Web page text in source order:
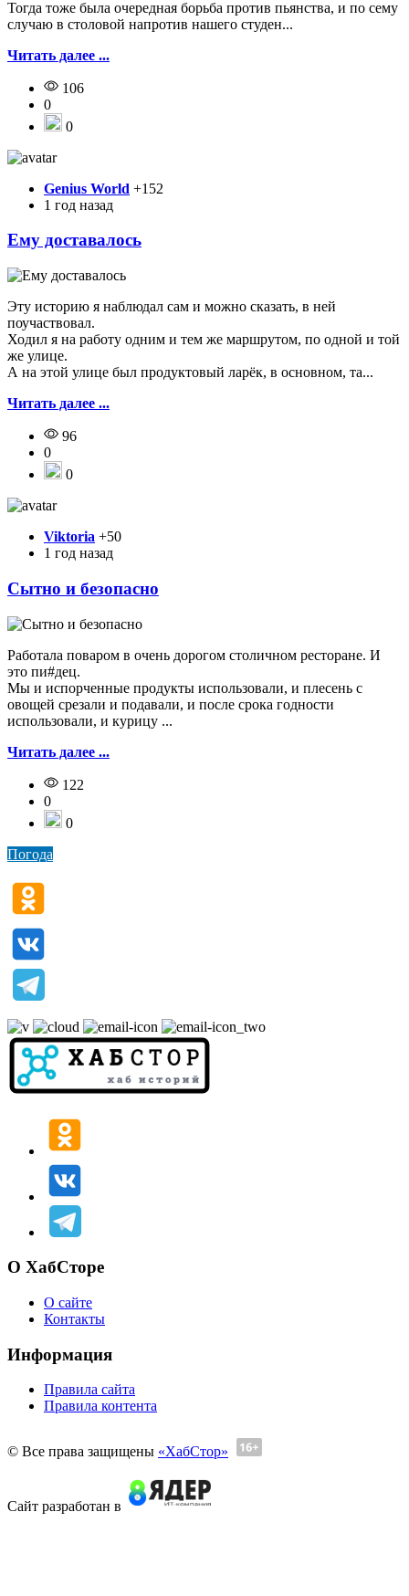
Тогда тоже была очередная борьба против пьянства, и по сему
случаю в столовой напротив нашего студен...
Читать далее ...
106
0
0
Genius World +152
1 год назад
Ему доставалось
Эту историю я наблюдал сам и можно сказать, в ней
поучаствовал.
Ходил я на работу одним и тем же маршрутом, по одной и той
же улице.
А на этой улице был продуктовый ларёк, в основном, та...
Читать далее ...
96
0
0
Viktoria +50
1 год назад
Сытно и безопасно
Работала поваром в очень дорогом столичном ресторане. И
это пи#дец.
Мы и испорченные продукты использовали, и плесень с
овощей срезали и подавали, и после срока годности
использовали, и курицу ...
Читать далее ...
122
0
0
Погода
О ХабСторе
О сайте
Контакты
Информация
Правила сайта
Правила контента
© Все права защищены «ХабСтор»
Сайт разработан в